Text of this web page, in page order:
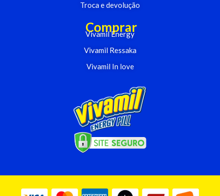
Troca e devolução
Comprar
Vivamil Energy
Vivamil Ressaka
Vivamil In love